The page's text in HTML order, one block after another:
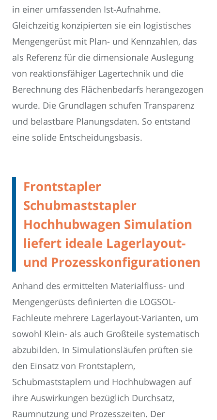
in einer umfassenden Ist-Aufnahme.
Gleichzeitig konzipierten sie ein logistisches
Mengengerüst mit Plan- und Kennzahlen, das
als Referenz für die dimensionale Auslegung
von reaktionsfähiger Lagertechnik und die
Berechnung des Flächenbedarfs herangezogen
wurde. Die Grundlagen schufen Transparenz
und belastbare Planungsdaten. So entstand
eine solide Entscheidungsbasis.
Frontstapler
Schubmaststapler
Hochhubwagen Simulation
liefert ideale Lagerlayout-
und Prozesskonfigurationen
Anhand des ermittelten Materialfluss- und
Mengengerüsts definierten die LOGSOL-
Fachleute mehrere Lagerlayout-Varianten, um
sowohl Klein- als auch Großteile systematisch
abzubilden. In Simulationsläufen prüften sie
den Einsatz von Frontstaplern,
Schubmaststaplern und Hochhubwagen auf
ihre Auswirkungen bezüglich Durchsatz,
Raumnutzung und Prozesszeiten. Der